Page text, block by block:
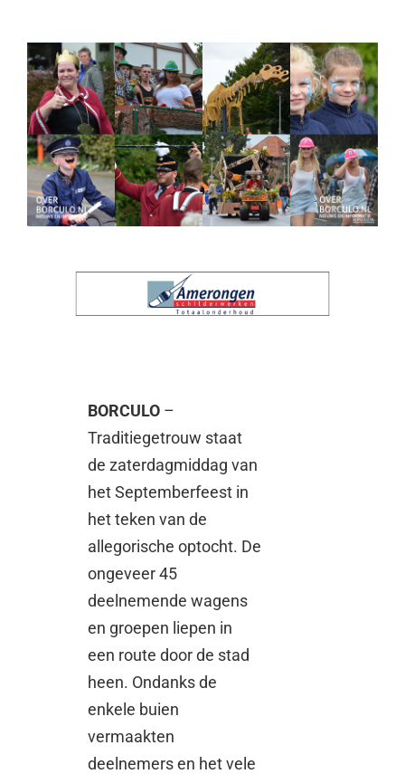
BORCULO –
Traditiegetrouw staat
de zaterdagmiddag van
het Septemberfeest in
het teken van de
allegorische optocht. De
ongeveer 45
deelnemende wagens
en groepen liepen in
een route door de stad
heen. Ondanks de
enkele buien
vermaakten
deelnemers en het vele